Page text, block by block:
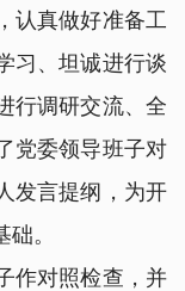
认真做好准备工
习、坦诚进行谈
行调研交流、全
党委领导班子对
发言提纲，为开
。
对照检查，并